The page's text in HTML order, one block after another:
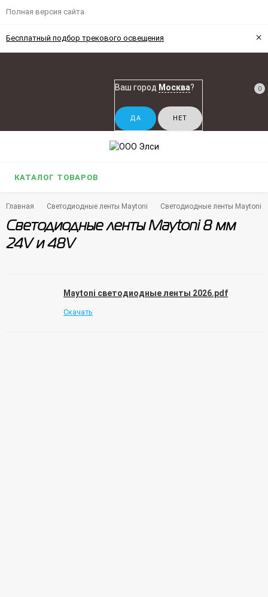
Полная версия сайта
Бесплатный подбор трекового освещения ×
Ваш город Москва? 0
КАТАЛОГ ТОВАРОВ
Главная Светодиодные ленты Maytoni Светодиодные ленты Maytoni
Светодиодные ленты Maytoni 8 мм
24V и 48V
Maytoni светодиодные ленты 2026.pdf
Скачать